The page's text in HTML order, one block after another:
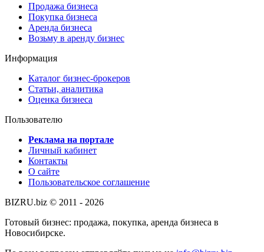
Продажа бизнеса
Покупка бизнеса
Аренда бизнеса
Возьму в аренду бизнес
Информация
Каталог бизнес-брокеров
Статьи, аналитика
Оценка бизнеса
Пользователю
Реклама на портале
Личный кабинет
Контакты
О сайте
Пользовательское соглашение
BIZRU.biz © 2011 - 2026
Готовый бизнес: продажа, покупка, аренда бизнеса в
Новосибирске.